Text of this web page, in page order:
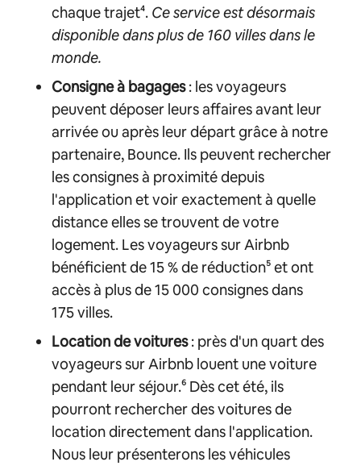
chaque trajet⁴. Ce service est désormais
disponible dans plus de 160 villes dans le
monde.
Consigne à bagages: les voyageurs
peuvent déposer leurs affaires avant leur
arrivée ou après leur départ grâce à notre
partenaire, Bounce. Ils peuvent rechercher
les consignes à proximité depuis
l'application et voir exactement à quelle
distance elles se trouvent de votre
logement. Les voyageurs sur Airbnb
bénéficient de 15 % de réduction⁵ et ont
accès à plus de 15 000 consignes dans
175 villes.
Location de voitures: près d'un quart des
voyageurs sur Airbnb louent une voiture
pendant leur séjour.⁶ Dès cet été, ils
pourront rechercher des voitures de
location directement dans l'application.
Nous leur présenterons les véhicules